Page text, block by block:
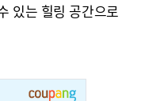
있는 힐링 공간으로